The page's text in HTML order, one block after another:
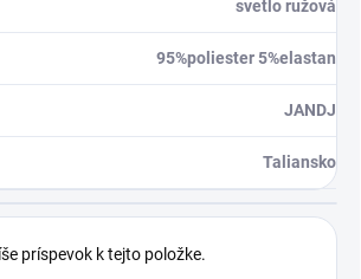
svetlo ružová
95%poliester 5%elastan
JANDJ
Taliansko
príspevok k tejto položke.